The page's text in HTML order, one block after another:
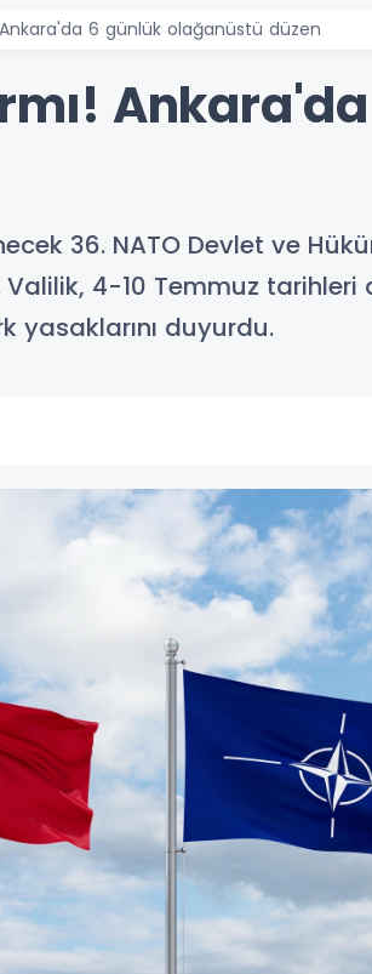
6 günlük olağanüstü düzen
36. NATO Devlet ve
Valilik, 4-10 Temmuz
yasaklarını duyurdu.